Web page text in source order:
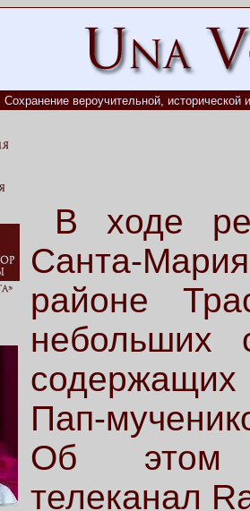
Сохранение вероучительной, исторической
В ходе
Санта-
районе
небольших
Пап-
Об этом
телеканал